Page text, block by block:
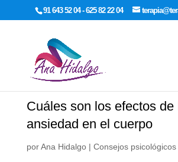
google-site-verification:
91 643 52 04 - 625 82 22 04
Cuáles son los efectos de
ansiedad en el cuerpo
porAna Hidalgo| Consejos psicológicos